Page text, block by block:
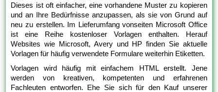
Dieses ist oft einfacher, eine vorhandene Muster zu kopieren
und an Ihre Bedürfnisse anzupassen, als sie von Grund auf
neu zu erstellen. Im Lieferumfang vonseiten Microsoft Office
ist eine Reihe kostenloser Vorlagen enthalten. Herauf
Websites wie Microsoft, Avery und HP finden Sie aktuelle
Vorlagen für häufig verwendete Formulare weiterhin Etiketten.
Vorlagen wird häufig mit einfachem HTML erstellt. Jene
werden von kreativen, kompetenten und erfahrenen
Fachleuten entworfen. Ehe Sie sich für den Kauf unserer